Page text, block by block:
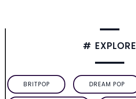
# EXPLORE
BRITPOP DREAM POP